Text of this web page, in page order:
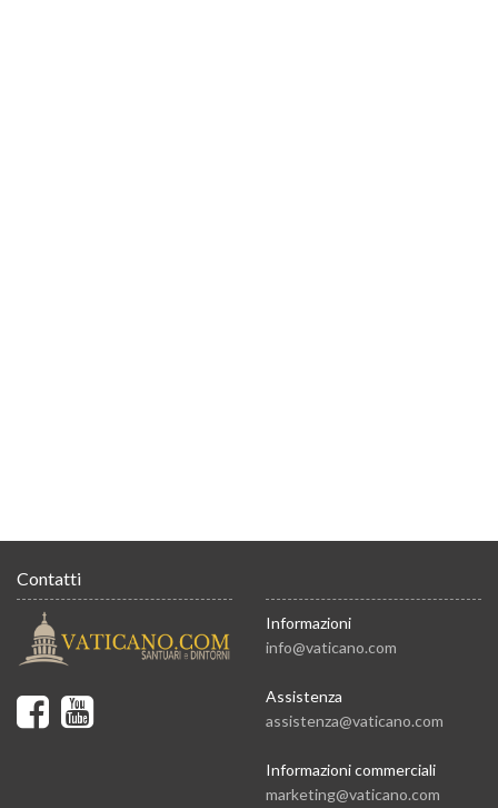
Contatti
Informazioni
info@vaticano.com
Assistenza
assistenza@vaticano.com
Informazioni commerciali
marketing@vaticano.com